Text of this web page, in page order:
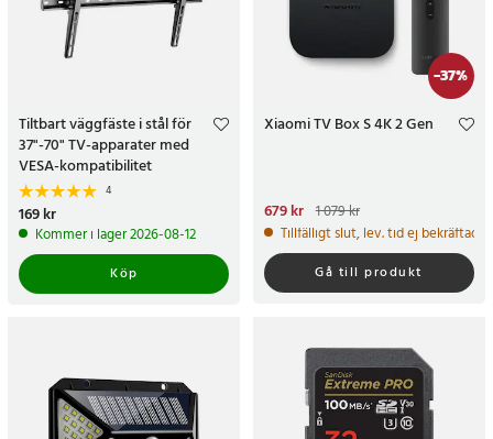
Tiltbart väggfäste i stål för
37"-70" TV-apparater med
VESA-kompatibilitet
4
Pris:169 kr
169 kr
Kommer i lager 2026-08-12
Köp
-37%
Xiaomi TV Box S 4K 2 Gen
Nuvarande pris
pris:1 079 kr
679 kr 1 079 kr
Tillfälligt slut, lev. tid ej bekräftad.
Gå till produkt